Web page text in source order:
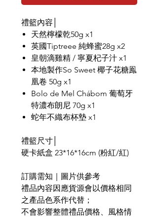
禮籃內容│
天然檸檬乾50g x1
英國Tiptreee 純蜂蜜28g x2
皇朝滴雞精 / 寧夏杞子汁 x1
本地製作So Sweet 椰子花糖鳯
凰卷 50g x1
Bolo de Mel Chábom 葡萄牙
特濃布朗尼 70g x1
蛇年不織布杯墊 x1
禮籃尺寸│
硬卡紙盒 23*16*16cm (粉紅/紅)
訂購需知｜圖片供參考
禮品內容因應貨源會以價格相同
之產品色系作代替；
不會影響整體禮品價格、風格情